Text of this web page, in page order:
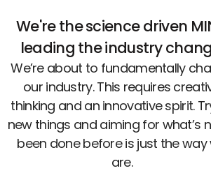
We're the science driven
leading the industry
We’re about to fundamentally
our industry. This requires
thinking and an innovative spirit.
new things and aiming for what’s
been done before is just the way
are.